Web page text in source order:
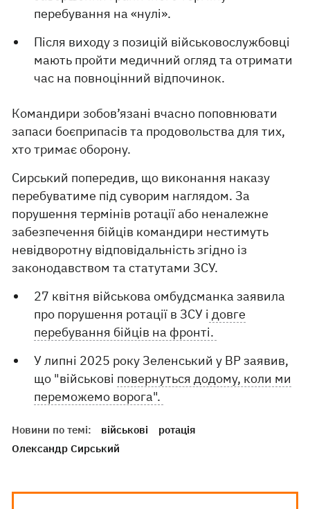
перебування на «нулі».
Після виходу з позицій військовослужбовці
мають пройти медичний огляд та отримати
час на повноцінний відпочинок.
Командири зобов’язані вчасно поповнювати
запаси боєприпасів та продовольства для тих,
хто тримає оборону.
Сирський попередив, що виконання наказу
перебуватиме під суворим наглядом. За
порушення термінів ротації або неналежне
забезпечення бійців командири нестимуть
невідворотну відповідальність згідно із
законодавством та статутами ЗСУ.
27 квітня військова омбудсманка заявила
про порушення ротації в ЗСУ і довге
перебування бійців на фронті.
У липні 2025 року Зеленський у ВР заявив,
що "військові повернуться додому, коли ми
переможемо ворога".
Новини по темі: військові
ротація
Олександр Сирський